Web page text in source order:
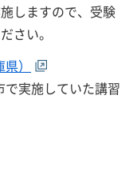
しますので、受験
さい。
）
実施していた講習